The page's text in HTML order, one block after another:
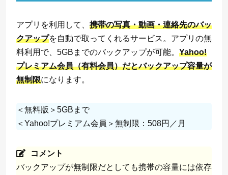
アプリを利用して、 携帯の写真・動画・連絡先のバッ
クアップを自動で取ってくれるサービス。アプリの無
料利用で、5GBまでのバックアップが可能。 Yahoo!
プレミアム会員（有料会員）だとバックアップ容量が
無制限になります。
＜無料版＞5GBまで
＜Yahoo!プレミアム会員＞無制限：508円／月
コメント
バックアップが無制限だとしても携帯の容量には依存